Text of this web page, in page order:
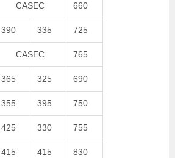
CASEC 660
390 335 725
CASEC 765
365 325 690
355 395 750
425 330 755
415 415 830